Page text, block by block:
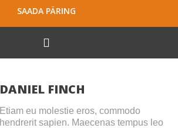
SAADA PÄRING
DANIEL FINCH
Etiam eu molestie eros, commodo
hendrerit sapien. Maecenas tempus leo